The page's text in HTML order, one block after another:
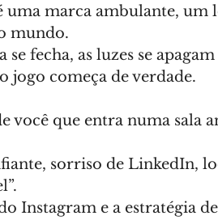
uma marca ambulante, um
mundo.
fecha, as luzes se
jogo começa de verdade.
você que entra numa sala
sorriso de LinkedIn,
Instagram e a estratégia